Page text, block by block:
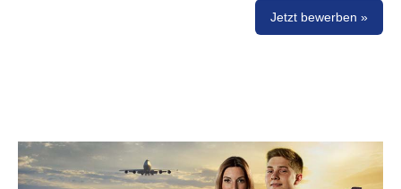
Jetzt bewerben »